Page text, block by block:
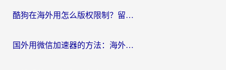
酷狗在海外用怎么版权限制？留学生亲测：3步解决听国内音乐难题
国外用微信加速器的方法：海外党无缝连接国内生活的实用指南